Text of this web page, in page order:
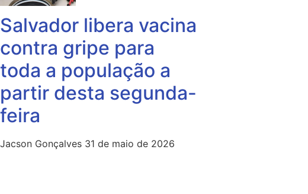
Salvador libera vacina
contra gripe para
toda a população a
partir desta segunda-
feira
Jacson Gonçalves 31 de maio de 2026